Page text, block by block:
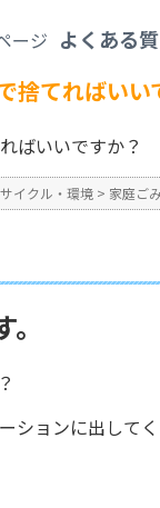
よくある
捨てればい
ばいいですか？
イクル・環境 > 家庭ご
ションに出して